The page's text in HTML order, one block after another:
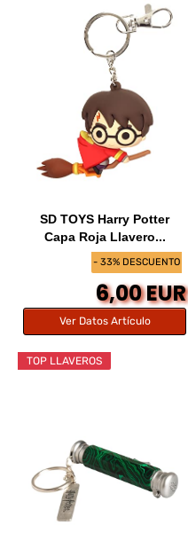
- 33% DESCUENTO
SD TOYS Harry Potter
Capa Roja Llavero...
6,00 EUR
Ver Datos Artículo
TOP LLAVEROS